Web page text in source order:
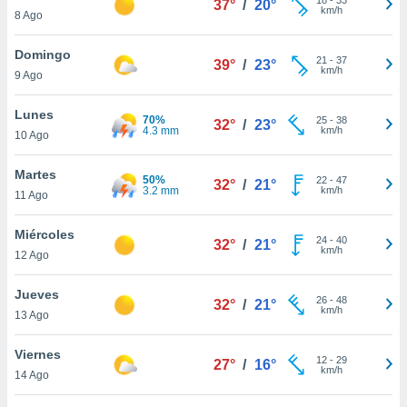
más
nuestra
y
de
disponible
cookies
aceptar
8 Ago
37° / 20°
km/h
Domingo
9 Ago
39° / 23° 21 - 37
km/h
Lunes
10 Ago
70%
4.3 mm
32° / 23° 25- 38
km/h
Martes
11 Ago
50%
3.2 mm
32° / 21° 22- 47
km/h
Miércoles
12 Ago
32° / 21° 24- 40
km/h
Jueves
13 Ago
32° / 21° 26- 48
km/h
Viernes
14 Ago
27° / 16° 12- 29
km/h